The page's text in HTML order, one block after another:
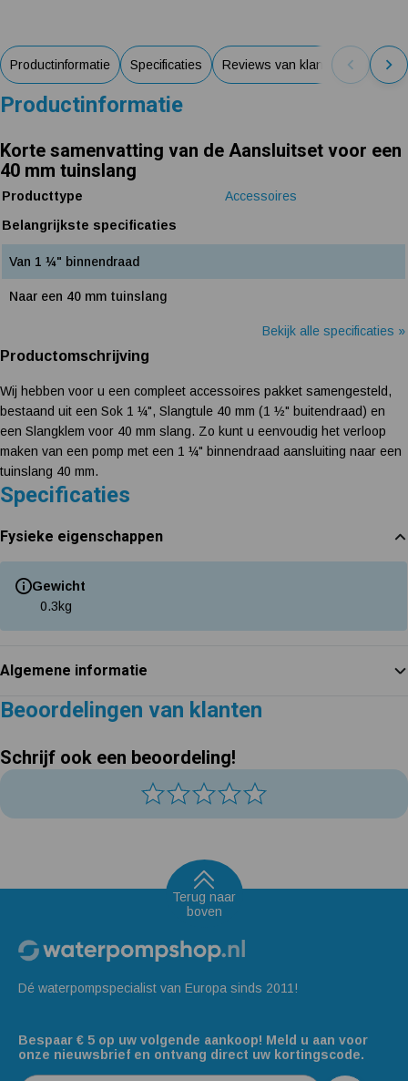
Productinformatie Specificaties Reviews van klanten
Productinformatie
Korte samenvatting van de Aansluitset voor een
40 mm tuinslang
Producttype
Accessoires
Belangrijkste specificaties
Van 1 ¼" binnendraad
Naar een 40 mm tuinslang
Bekijk alle specificaties »
Productomschrijving
Wij hebben voor u een compleet accessoires pakket samengesteld,
bestaand uit een Sok 1 ¼", Slangtule 40 mm (1 ½" buitendraad) en
een Slangklem voor 40 mm slang. Zo kunt u eenvoudig het verloop
maken van een pomp met een 1 ¼" binnendraad aansluiting naar een
tuinslang 40 mm.
Specificaties
Fysieke eigenschappen
Gewicht
0.3kg
Algemene informatie
Beoordelingen van klanten
Schrijf ook een beoordeling!
Terug naar
boven
Dé waterpompspecialist van Europa sinds 2011!
Bespaar € 5 op uw volgende aankoop! Meld u aan voor
onze nieuwsbrief en ontvang direct uw kortingscode.
E-mailadres